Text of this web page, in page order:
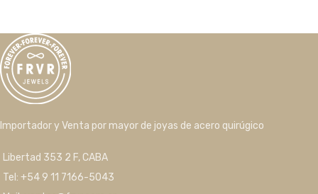
Importador y Venta por mayor de joyas de acero quirúgico
Libertad 353 2 F, CABA
Tel: +54 9 11 7166-5043